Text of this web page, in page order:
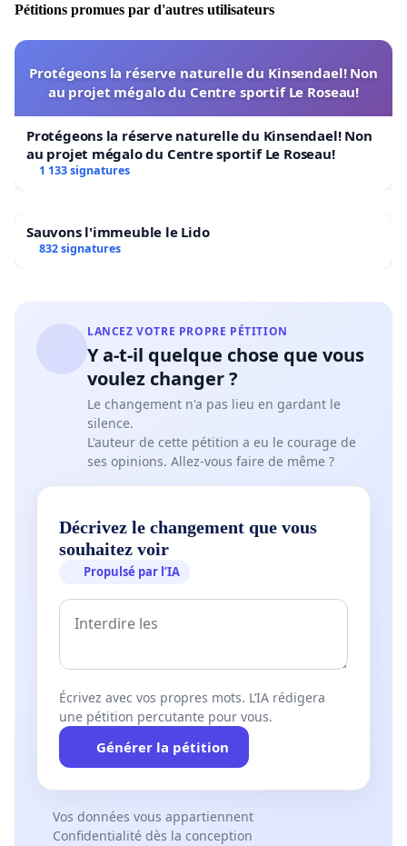
Pétitions promues par d'autres utilisateurs
Protégeons la réserve naturelle du Kinsendael! Non
au projet mégalo du Centre sportif Le Roseau!
Protégeons la réserve naturelle du Kinsendael! Non
au projet mégalo du Centre sportif Le Roseau!
1 133 signatures
Sauvons l'immeuble le Lido
832 signatures
LANCEZ VOTRE PROPRE PÉTITION
Y a-t-il quelque chose que vous
voulez changer ?
Le changement n'a pas lieu en gardant le
silence.
L'auteur de cette pétition a eu le courage de
ses opinions. Allez-vous faire de même ?
Décrivez le changement que vous
souhaitez voir
Propulsé par l’IA
Écrivez avec vos propres mots. L’IA rédigera
une pétition percutante pour vous.
Générer la pétition
Vos données vous appartiennent
Confidentialité dès la conception